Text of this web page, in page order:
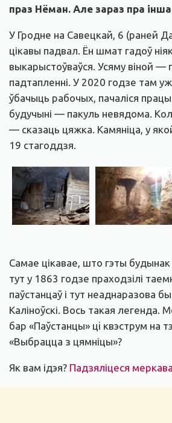
праз Нёман. Але зараз пра
У Гродне на Савецкай, 6 (раней
цікавы падвал. Ён шмат гадоў
выкарыстоўваўся. Усяму віной —
падтапленні. У 2020 годзе там
ўбачыць рабочых, пачаліся
будучыні — пакуль невядома.
— сказаць цяжка. Камяніца, у
19 стагоддзя.
Самае цікавае, што гэты
тут у 1863 годзе праходзілі
паўстанцаў і тут неаднаразова
Каліноўскі. Вось такая легенда.
бар «Паўстанцы» цi квэструм на
«Выбрацца з цямніцы»?
Як вам ідэя? Падзяліцеся